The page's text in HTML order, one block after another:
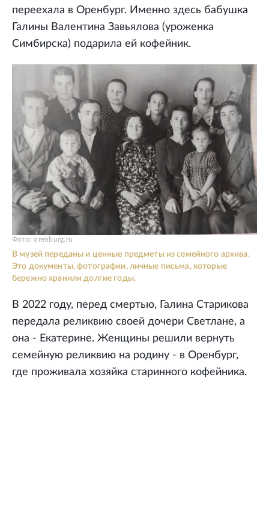
переехала в Оренбург. Именно здесь бабушка
Галины Валентина Завьялова (уроженка
Симбирска) подарила ей кофейник.
В музей переданы и ценные предметы из семейного архива.
Это документы, фотографии, личные письма, которые
бережно хранили долгие годы.
Фото: orenburg.ru
В 2022 году, перед смертью, Галина Старикова
передала реликвию своей дочери Светлане, а
она - Екатерине. Женщины решили вернуть
семейную реликвию на родину - в Оренбург,
где проживала хозяйка старинного кофейника.